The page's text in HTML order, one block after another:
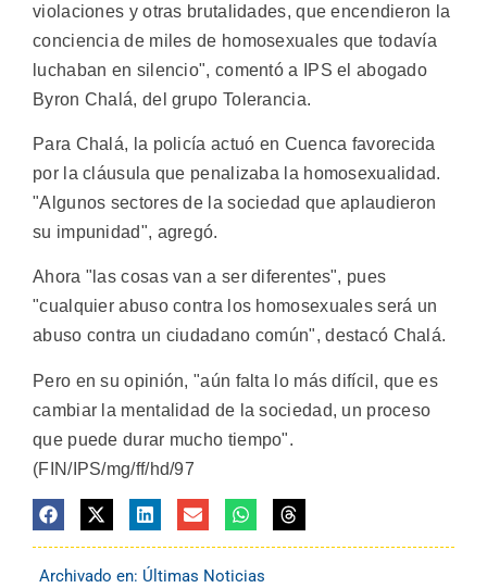
violaciones y otras brutalidades, que encendieron la
conciencia de miles de homosexuales que todavía
luchaban en silencio", comentó a IPS el abogado
Byron Chalá, del grupo Tolerancia.
Para Chalá, la policía actuó en Cuenca favorecida
por la cláusula que penalizaba la homosexualidad.
"Algunos sectores de la sociedad que aplaudieron
su impunidad", agregó.
Ahora "las cosas van a ser diferentes", pues
"cualquier abuso contra los homosexuales será un
abuso contra un ciudadano común", destacó Chalá.
Pero en su opinión, "aún falta lo más difícil, que es
cambiar la mentalidad de la sociedad, un proceso
que puede durar mucho tiempo".
(FIN/IPS/mg/ff/hd/97
Archivado en: Últimas Noticias